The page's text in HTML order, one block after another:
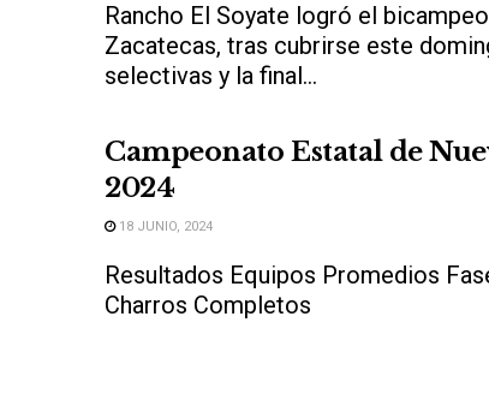
Rancho El Soyate logró el
Zacatecas, tras cubrirse este
selectivas y la final...
Campeonato Estatal de
2024
18 JUNIO, 2024
Resultados Equipos Promedios
Charros Completos